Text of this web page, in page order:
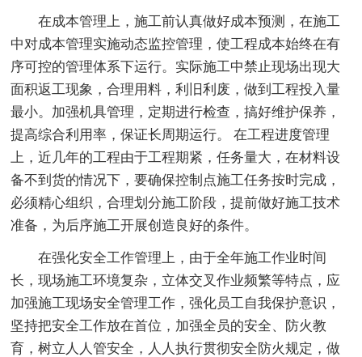
在成本管理上，施工前认真做好成本预测，在施工
中对成本管理实施动态监控管理，使工程成本始终在有
序可控的管理体系下运行。实际施工中禁止现场出现大
面积返工现象，合理用料，利旧利废，做到工程投入量
最小。加强机具管理，定期进行检查，搞好维护保养，
提高综合利用率，保证长周期运行。 在工程进度管理
上，近几年的工程由于工程期紧，任务量大，在材料设
备不到货的情况下，要确保控制点施工任务按时完成，
必须精心组织，合理划分施工阶段，提前做好施工技术
准备，为后序施工开展创造良好的条件。
在强化安全工作管理上，由于全年施工作业时间
长，现场施工环境复杂，立体交叉作业频繁等特点，应
加强施工现场安全管理工作，强化员工自我保护意识，
坚持把安全工作放在首位，加强全员的安全、防火教
育，树立人人管安全，人人执行贯彻安全防火规定，做